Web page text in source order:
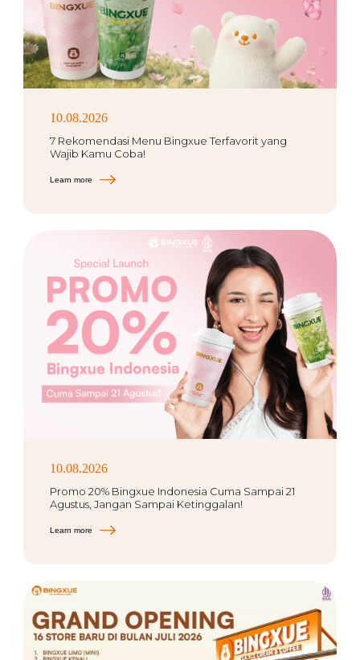
10.08.2026
7 Rekomendasi Menu Bingxue Terfavorit yang
Wajib Kamu Coba!
Learn more
10.08.2026
Promo 20% Bingxue Indonesia Cuma Sampai 21
Agustus, Jangan Sampai Ketinggalan!
Learn more